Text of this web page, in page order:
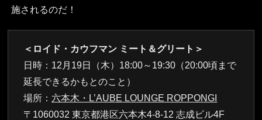
施されるのだ！
＜ロイド・カウフマン ミート＆グリート＞
日時：12月19日（木）18:00～19:30（20:00頃まで
延長できるかもとのこと）
場所： 六本木・L’AUBE LOUNGE ROPPONGI
〒1060032 東京都港区六本木4-8-12 志成ビル4F